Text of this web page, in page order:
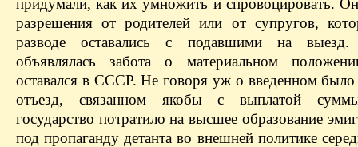
придумали, как их умножить и спровоцировать.
разрешения от родителей или от супругов,
разводе оставались с подавшими на выезд.
объявлялась забота о материальном
оставался в СССР. Не говоря уж о введенном было
отъезд, связанном якобы с выплатой
государство потратило на высшее образование
под пропаганду детанта во внешней политике